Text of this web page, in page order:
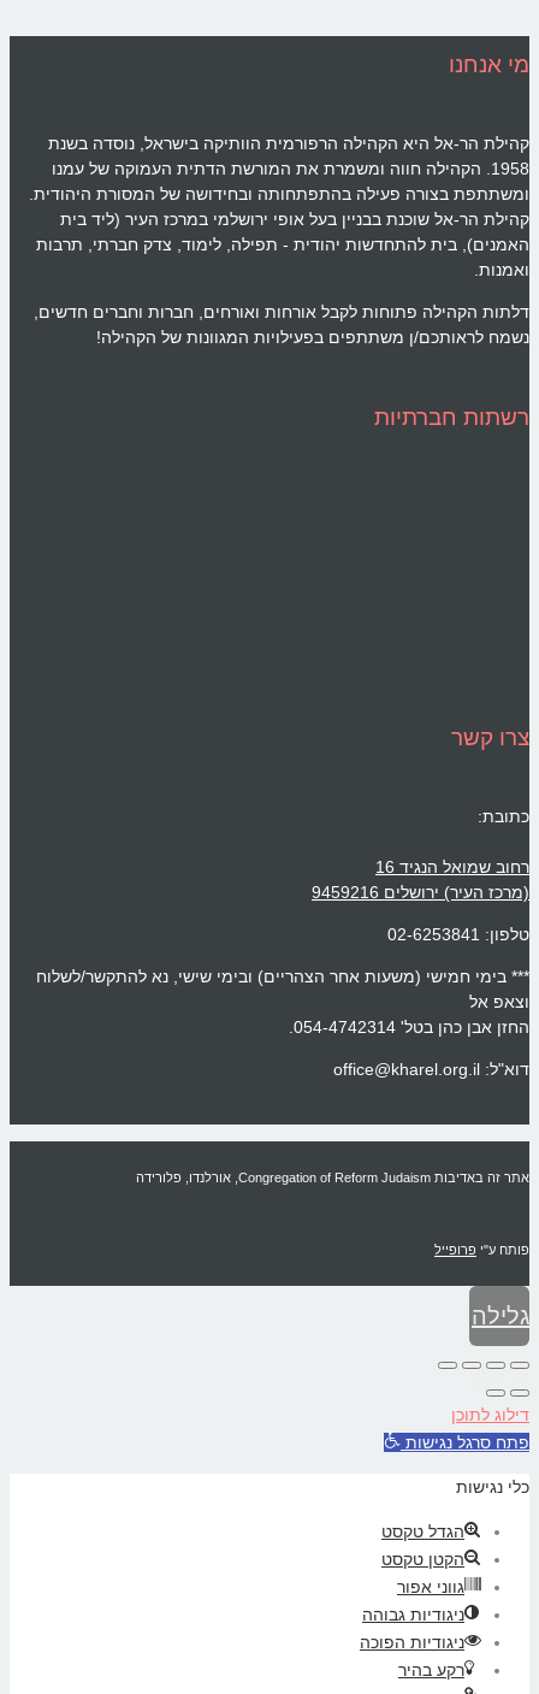
מי אנחנו
קהילת הר-אל היא הקהילה הרפורמית הוותיקה בישראל, נוסדה בשנת
1958. הקהילה חווה ומשמרת את המורשת הדתית העמוקה של עמנו
ומשתתפת בצורה פעילה בהתפתחותה ובחידושה של המסורת היהודית.
קהילת הר-אל שוכנת בבניין בעל אופי ירושלמי במרכז העיר (ליד בית
האמנים), בית להתחדשות יהודית - תפילה, לימוד, צדק חברתי, תרבות
ואמנות.
דלתות הקהילה פתוחות לקבל אורחות ואורחים, חברות וחברים חדשים,
נשמח לראותכם/ן משתתפים בפעילויות המגוונות של הקהילה!
רשתות חברתיות
צרו קשר
כתובת:
רחוב שמואל הנגיד 16
(מרכז העיר) ירושלים 9459216
טלפון: 02-6253841
*** בימי חמישי (משעות אחר הצהריים) ובימי שישי, נא להתקשר/לשלוח
וצאפ אל
החזן אבן כהן בטל' 054-4742314.
דוא"ל: office@kharel.org.il
אתר זה באדיבות Congregation of Reform Judaism, אורלנדו, פלורידה
פותח ע"י פרופייל
גלילה
לראש
העמוד
דילוג לתוכן
פתח סרגל נגישות
כלי נגישות
הגדל טקסט
הקטן טקסט
גווני אפור
ניגודיות גבוהה
ניגודיות הפוכה
רקע בהיר